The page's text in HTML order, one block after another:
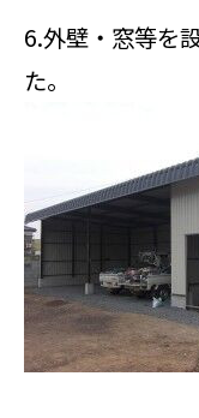
6.外壁・窓等を
た。